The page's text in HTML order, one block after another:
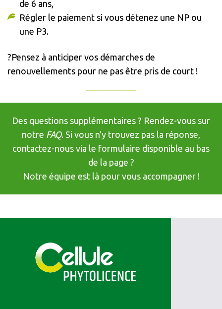
de 6 ans,
Régler le paiement si vous détenez une NP ou
une P3.
?Pensez à anticiper vos démarches de
renouvellements pour ne pas être pris de court !
Des questions supplémentaires ? Rendez-vous sur
notre FAQ. Si vous n'y trouvez pas la réponse,
contactez-nous via le formulaire disponible au bas
de la page ?
Notre équipe est là pour vous accompagner !